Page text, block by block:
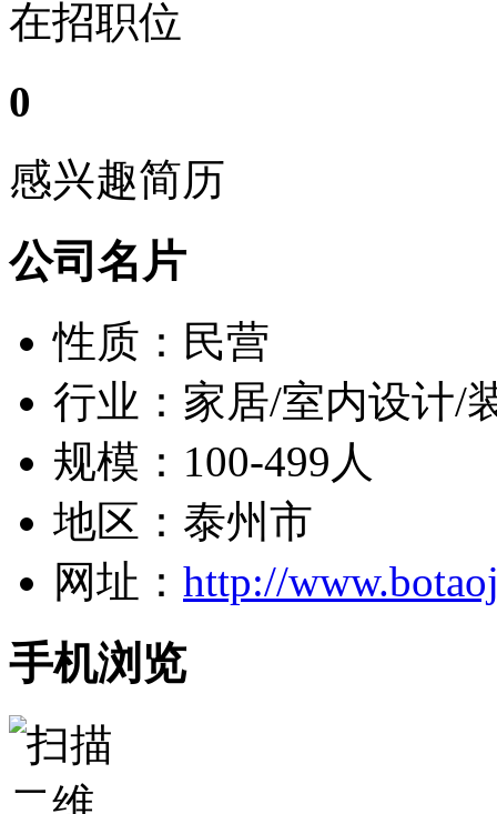
在招职位
0
感兴趣简历
公司名片
性质：民营
行业：家居/室内设计/
规模：100-499人
地区：泰州市
网址： http://
手机浏览